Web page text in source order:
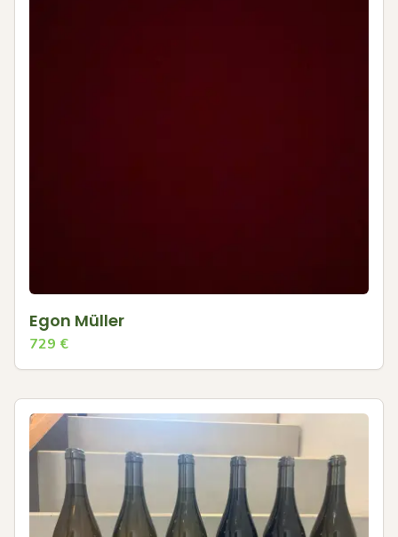
Egon Müller
729 €